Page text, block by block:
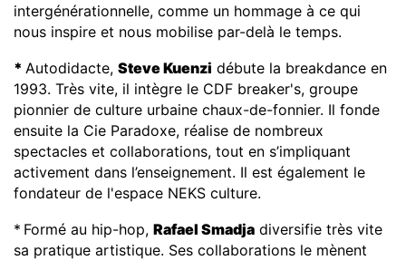
intergénérationnelle, comme un hommage à ce qui
nous inspire et nous mobilise par-delà le temps.
* Autodidacte, Steve Kuenzi débute la breakdance en
1993. Très vite, il intègre le CDF breaker's, groupe
pionnier de culture urbaine chaux-de-fonnier. Il fonde
ensuite la Cie Paradoxe, réalise de nombreux
spectacles et collaborations, tout en s’impliquant
activement dans l’enseignement. Il est également le
fondateur de l'espace NEKS culture.
* Formé au hip-hop, Rafael Smadja diversifie très vite
sa pratique artistique. Ses collaborations le mènent